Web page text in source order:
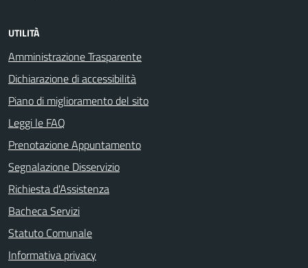
UTILITÀ
Amministrazione Trasparente
Dichiarazione di accessibilità
Piano di miglioramento del sito
Leggi le FAQ
Prenotazione Appuntamento
Segnalazione Disservizio
Richiesta d'Assistenza
Bacheca Servizi
Statuto Comunale
Informativa privacy